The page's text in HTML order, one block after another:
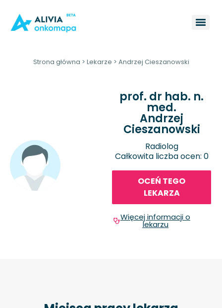
Strona główna > Lekarze > Andrzej Cieszanowski
prof. dr hab. n.
med.
Andrzej
Cieszanowski
Radiolog
Całkowita liczba ocen: 0
OCEŃ TEGO
LEKARZA
Więcej informacji o
lekarzu